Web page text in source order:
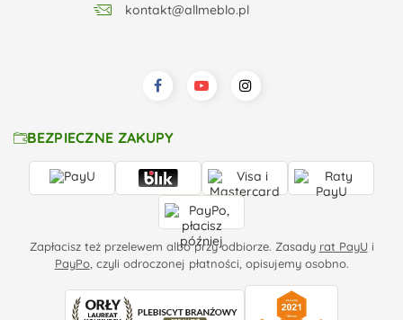
kontakt@allmeblo.pl
BEZPIECZNE ZAKUPY
Zapłacisz też przelewem albo przy odbiorze. Zasady rat PayU i
PayPo, czyli odroczonej płatności, opisujemy osobno.